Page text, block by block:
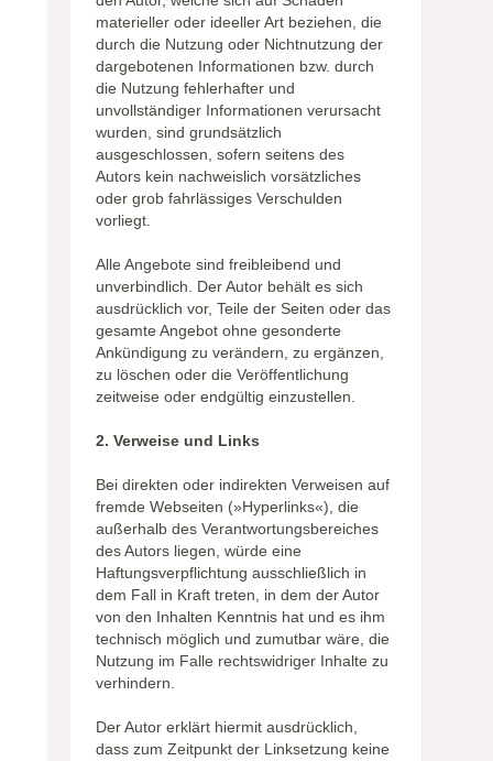
materieller oder ideeller Art beziehen, die
durch die Nutzung oder Nichtnutzung der
dargebotenen Informationen bzw. durch
die Nutzung fehlerhafter und
unvollständiger Informationen verursacht
wurden, sind grundsätzlich
ausgeschlossen, sofern seitens des
Autors kein nachweislich vorsätzliches
oder grob fahrlässiges Verschulden
vorliegt.
Alle Angebote sind freibleibend und
unverbindlich. Der Autor behält es sich
ausdrücklich vor, Teile der Seiten oder das
gesamte Angebot ohne gesonderte
Ankündigung zu verändern, zu ergänzen,
zu löschen oder die Veröffentlichung
zeitweise oder endgültig einzustellen.
2. Verweise und Links
Bei direkten oder indirekten Verweisen auf
fremde Webseiten (»Hyperlinks«), die
außerhalb des Verantwortungsbereiches
des Autors liegen, würde eine
Haftungsverpflichtung ausschließlich in
dem Fall in Kraft treten, in dem der Autor
von den Inhalten Kenntnis hat und es ihm
technisch möglich und zumutbar wäre, die
Nutzung im Falle rechtswidriger Inhalte zu
verhindern.
Der Autor erklärt hiermit ausdrücklich,
dass zum Zeitpunkt der Linksetzung keine